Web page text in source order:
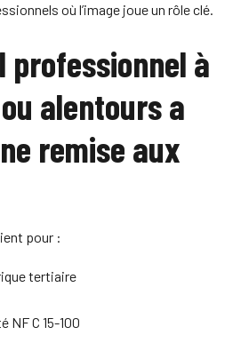
où l’image joue un rôle clé.
professionnel à
alentours a
remise aux
pour :
tertiaire
NF C 15-100